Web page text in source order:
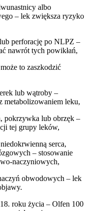
albo
– lek zwiększa ryzyko
perforację po NLPZ –
nawrót tych powikłań,
to zaszkodzić
lub wątroby –
metabolizowaniem leku,
pokrzywka lub obrzęk –
tej grupy leków,
serca,
– stosowanie
naczyniowych,
obwodowych – lek
roku życia – Olfen 100